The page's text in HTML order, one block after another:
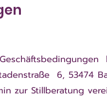
6, 53474
zur Stillberatung